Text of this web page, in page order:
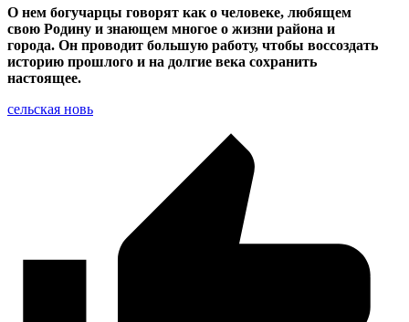
О нем богучарцы говорят как о человеке, любящем
свою Родину и знающем многое о жизни района и
города. Он проводит большую работу, чтобы воссоздать
историю прошлого и на долгие века сохранить
настоящее.
сельская новь